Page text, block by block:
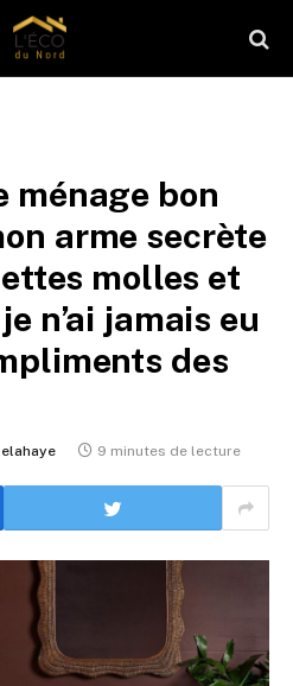
ménage bon
arme secrète
molles et
n’ai jamais eu
des
9 minutes de lecture